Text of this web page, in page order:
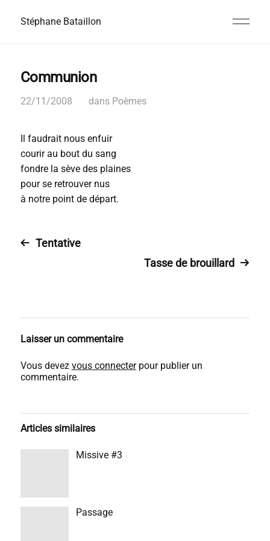
Stéphane Bataillon
Communion
22/11/2008 dans Poèmes
Il faudrait nous enfuir
courir au bout du sang
fondre la sève des plaines
pour se retrouver nus
à notre point de départ.
Tentative
Tasse de brouillard
Laisser un commentaire
Vous devez vous connecterpour publier un
commentaire.
Articles similaires
Missive #3
Passage